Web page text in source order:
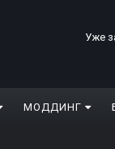
Уже
МОДДИНГ